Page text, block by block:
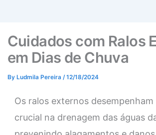
Cuidados com Ralos
em Dias de Chuva
By Ludmila Pereira /12/18/2024
Os ralos externos desempenham
crucial na drenagem das águas